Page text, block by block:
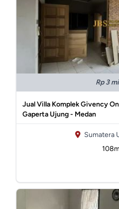
Rp 3
Jual Villa Komplek Givency
Gaperta Ujung - Medan
Sumatera